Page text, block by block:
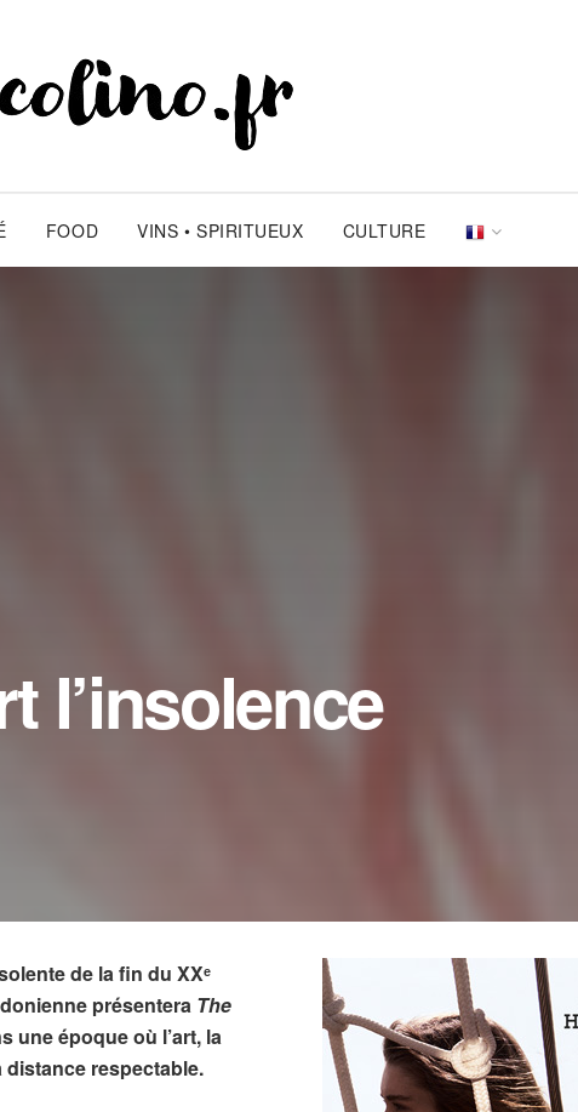
FOOD VINS • SPIRITUEUX CULTURE
l’insolence
de la fin du XXᵉ
présentera The
une époque où l’art, la
distance respectable.